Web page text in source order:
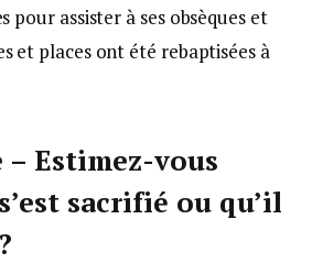
pour assister à ses obsèques et
et places ont été rebaptisées à
– Estimez-vous
sacrifié ou qu’il